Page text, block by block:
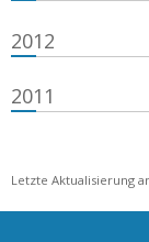
2012
2011
Letzte Aktualisierung